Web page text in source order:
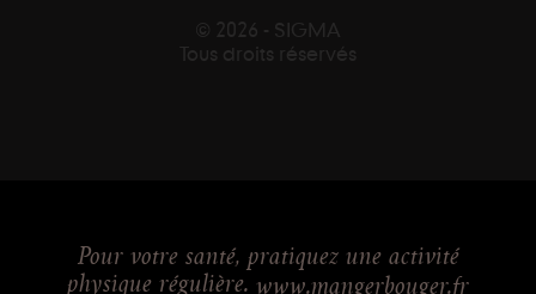
© 2026 - SIGMA
Tous droits réservés
Pour votre santé, pratiquez une activité
physique régulière. www.mangerbouger.fr